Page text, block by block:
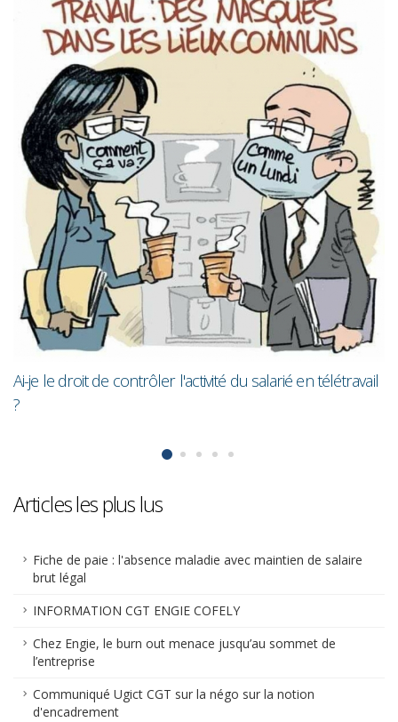
Ai-je le droit de contrôler l'activité du salarié en télétravail
?
Articles les plus lus
Fiche de paie : l'absence maladie avec maintien de salaire
brut légal
INFORMATION CGT ENGIE COFELY
Chez Engie, le burn out menace jusqu’au sommet de
l’entreprise
Communiqué Ugict CGT sur la négo sur la notion
d'encadrement